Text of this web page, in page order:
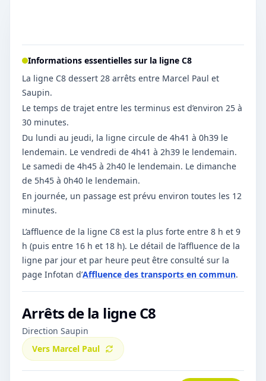
Informations essentielles sur la ligne C8
La ligne C8 dessert 28 arrêts entre Marcel Paul et
Saupin.
Le temps de trajet entre les terminus est d’environ 25 à
30 minutes.
Du lundi au jeudi, la ligne circule de 4h41 à 0h39 le
lendemain. Le vendredi de 4h41 à 2h39 le lendemain.
Le samedi de 4h45 à 2h40 le lendemain. Le dimanche
de 5h45 à 0h40 le lendemain.
En journée, un passage est prévu environ toutes les 12
minutes.
L’affluence de la ligne C8 est la plus forte entre 8 h et 9
h (puis entre 16 h et 18 h). Le détail de l’affluence de la
ligne par jour et par heure peut être consulté sur la
page Infotan d’Affluence des transports en commun.
Arrêts de la ligneC8
Direction Saupin
Vers Marcel Paul